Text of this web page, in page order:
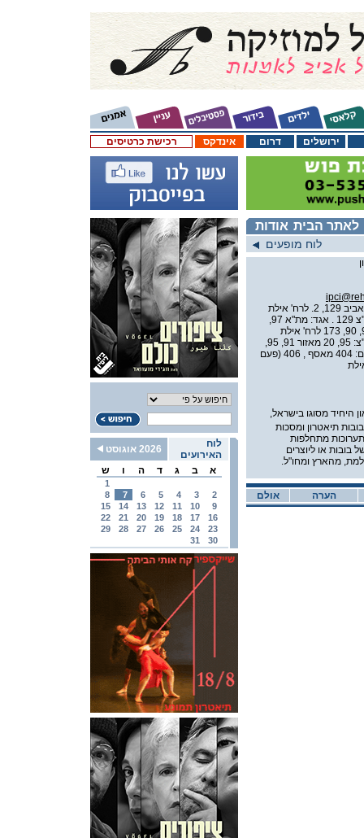
רכישת כרטיסים אינדקס דרום ירושלים
לוח
האירועים
2026 אוגוסט
א
ב ג ד ה ו ש
1
2
3
4
5
6
7
8
9
10
11
12
13
14
15
16
17
18
19
20
21
22
23
24
25
26
27
28
29
30
31
אודות לאתר הבית
לוח מופעים
תחבורה: דן: מתל אביב 129, 2. לרח' אילת
לרדת ע"י המשטרה. מראשל"צ 129 . אגד: מת"א 97,
97א', 73 לרח' אהרונוביץ. 92, 90, 173 לרח' אילת
לרדת ע"י המשטרה. מראשל"צ: 95, 20 מאזור 91, 95,
מרמלה: מאסף 144 מירושלים: 404 מאסף , 406 (פעם
היחיד מסוגו בישראל,
תיאטרון ומסכות
תערוכות מתחלפות
בובות או ליוצרים
מהארץ ומחו"ל.
אולם הערה